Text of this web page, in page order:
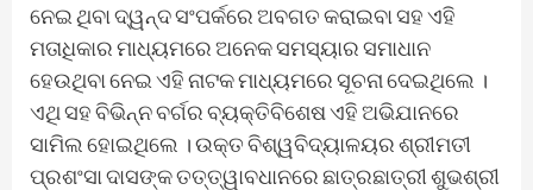
ନେଇ ଥିବା ଦ୍ୱନ୍ଦ ସଂପର୍କରେ ଅବଗତ କରାଇବା ସହ ଏହି
ମତାଧିକାର ମାଧ୍ୟମରେ ଅନେକ ସମସ୍ୟାର ସମାଧାନ
ହେଉଥିବା ନେଇ ଏହି ନାଟକ ମାଧ୍ୟମରେ ସୂଚନା ଦେଇଥିଲେ ।
ଏଥି ସହ ବିଭିନ୍ନ ବର୍ଗର ବ୍ୟକ୍ତିବିଶେଷ ଏହି ଅଭିଯାନରେ
ସାମିଲ ହୋଇଥିଲେ । ଉକ୍ତ ବିଶ୍ୱବିଦ୍ୟାଳୟର ଶ୍ରୀମତୀ
ପ୍ରଶଂସା ଦାସଙ୍କ ତତ୍ତ୍ୱାବଧାନରେ ଛାତ୍ରଛାତ୍ରୀ ଶୁଭଶ୍ରୀ